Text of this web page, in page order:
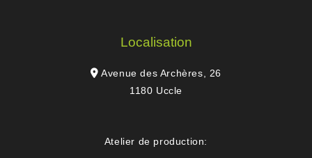
Localisation
Avenue des Archères, 26
1180 Uccle
Atelier de production: